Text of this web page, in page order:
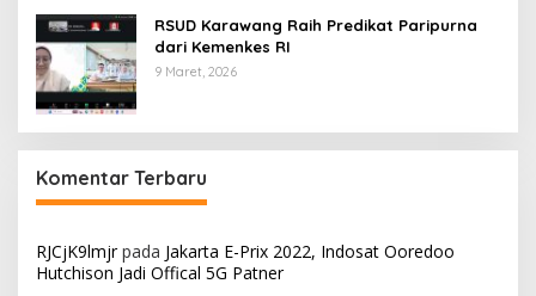
RSUD Karawang Raih Predikat Paripurna
dari Kemenkes RI
9 Maret, 2026
Komentar Terbaru
RJCjK9lmjrpada Jakarta E-Prix 2022, Indosat Ooredoo
Hutchison Jadi Offical 5G Patner